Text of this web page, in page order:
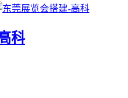
科